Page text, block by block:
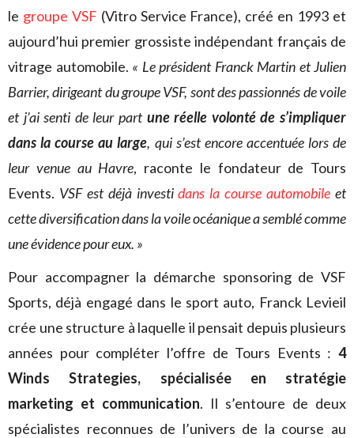
le groupe VSF (Vitro Service France), créé en 1993 et
aujourd’hui premier grossiste indépendant français de
vitrage automobile. « Le président Franck Martin et Julien
Barrier, dirigeant du groupe VSF, sont des passionnés de voile
et j’ai senti de leur part une réelle volonté de s’impliquer
dans la course au large, qui s’est encore accentuée lors de
leur venue au Havre, raconte le fondateur de Tours
Events. VSF est déjà investidans la course automobile et
cette diversification dans la voile océanique a semblé comme
une évidence pour eux. »
Pour accompagner la démarche sponsoring de VSF
Sports, déjà engagé dans le sport auto, Franck Levieil
crée une structure à laquelle il pensait depuis plusieurs
années pour compléter l’offre de Tours Events : 4
Winds Strategies, spécialisée en stratégie
marketing et communication. Il s’entoure de deux
spécialistes reconnues de l’univers de la course au